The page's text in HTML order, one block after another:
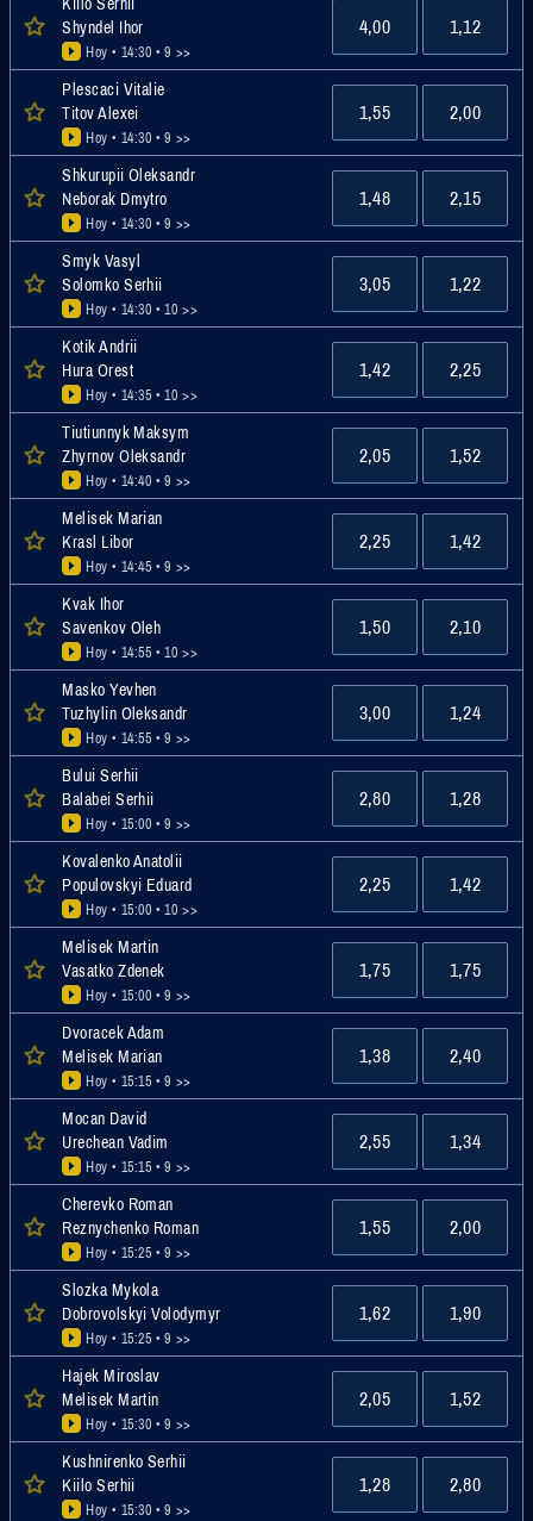
Shyndel Ihor
Hoy • 14:30 • 9 >>
4,00 1,12
Plescaci Vitalie
Titov Alexei
Hoy • 14:30 • 9 >>
1,55 2,00
Shkurupii Oleksandr
Neborak Dmytro
Hoy • 14:30 • 9 >>
1,48 2,15
Smyk Vasyl
Solomko Serhii
Hoy • 14:30 • 10 >>
3,05 1,22
Kotik Andrii
Hura Orest
Hoy • 14:35 • 10 >>
1,42 2,25
Tiutiunnyk Maksym
Zhyrnov Oleksandr
Hoy • 14:40 • 9 >>
2,05 1,52
Melisek Marian
Krasl Libor
Hoy • 14:45 • 9 >>
2,25 1,42
Kvak Ihor
Savenkov Oleh
Hoy • 14:55 • 10 >>
1,50 2,10
Masko Yevhen
Tuzhylin Oleksandr
Hoy • 14:55 • 9 >>
3,00 1,24
Bului Serhii
Balabei Serhii
Hoy • 15:00 • 9 >>
2,80 1,28
Kovalenko Anatolii
Populovskyi Eduard
Hoy • 15:00 • 10 >>
2,25 1,42
Melisek Martin
Vasatko Zdenek
Hoy • 15:00 • 9 >>
1,75 1,75
Dvoracek Adam
Melisek Marian
Hoy • 15:15 • 9 >>
1,38 2,40
Mocan David
Urechean Vadim
Hoy • 15:15 • 9 >>
2,55 1,34
Cherevko Roman
Reznychenko Roman
Hoy • 15:25 • 9 >>
1,55 2,00
Slozka Mykola
Dobrovolskyi Volodymyr
Hoy • 15:25 • 9 >>
1,62 1,90
Hajek Miroslav
Melisek Martin
Hoy • 15:30 • 9 >>
2,05 1,52
Kushnirenko Serhii
Kiilo Serhii
Hoy • 15:30 • 9 >>
1,28 2,80